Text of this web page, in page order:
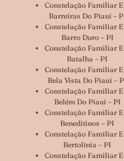
Constelação Familiar
Barreiras Do Piauí –
Constelação Familiar
Barro Duro – PI
Constelação Familiar
Batalha – PI
Constelação Familiar
Bela Vista Do Piauí –
Constelação Familiar
Belém Do Piauí – PI
Constelação Familiar
Beneditinos – PI
Constelação Familiar
Bertolínia – PI
Constelação Familiar